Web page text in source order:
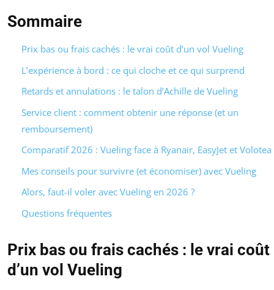
Sommaire
Prix bas ou frais cachés : le vrai coût d’un vol Vueling
L’expérience à bord : ce qui cloche et ce qui surprend
Retards et annulations : le talon d’Achille de Vueling
Service client : comment obtenir une réponse (et un
remboursement)
Comparatif 2026 : Vueling face à Ryanair, EasyJet et Volotea
Mes conseils pour survivre (et économiser) avec Vueling
Alors, faut-il voler avec Vueling en 2026 ?
Questions fréquentes
Prix bas ou frais cachés : le vrai coût
d’un vol Vueling